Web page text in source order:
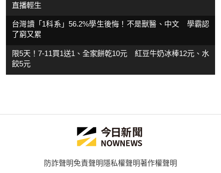
直播輕生
台灣讀「1科系」56.2%學生後悔！不是獸醫、中文 學霸認
了窮又累
限5天！7-11買1送1、全家餅乾10元 紅豆牛奶冰棒12元、水
餃5元
防詐聲明免責聲明隱私權聲明著作權聲明